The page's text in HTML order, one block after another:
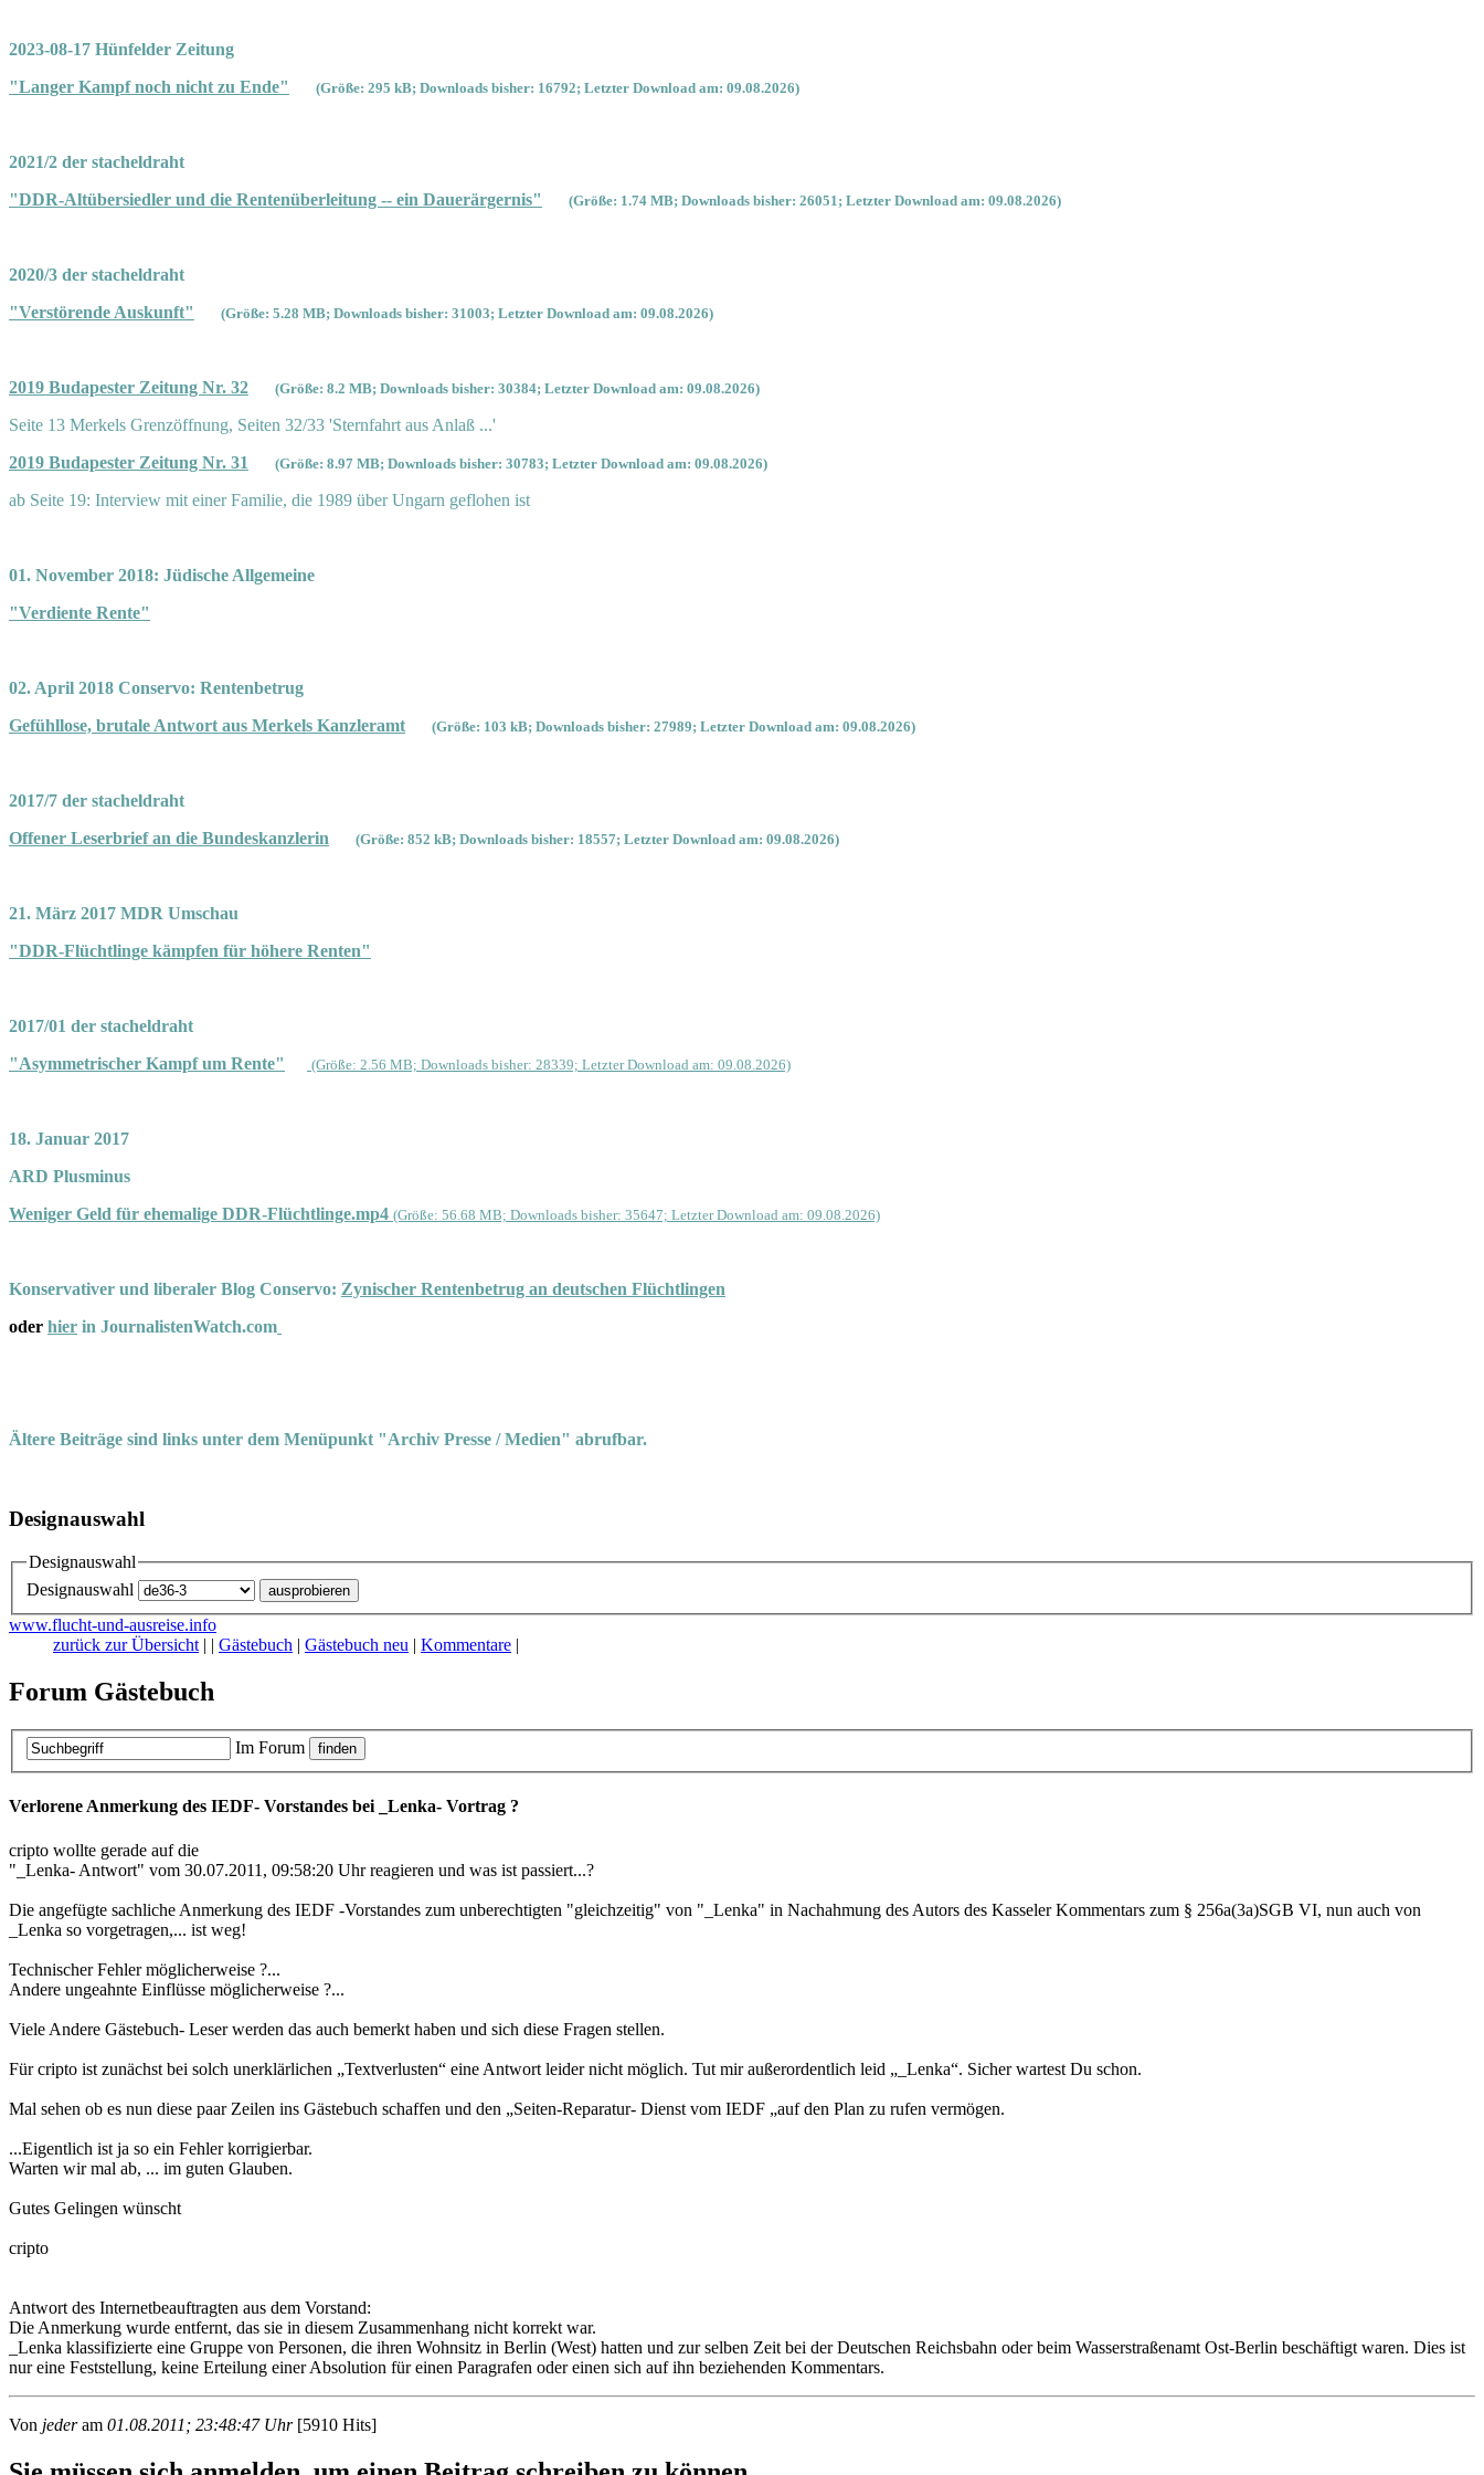
2023-08-17 Hünfelder Zeitung
"Langer Kampf noch nicht zu Ende"
(Größe: 295 kB; Downloads bisher: 16792; Letzter Download am: 09.08.2026)
2021/2 der stacheldraht
"DDR-Altübersiedler und die Rentenüberleitung -- ein Dauerärgernis"
(Größe: 1.74 MB; Downloads bisher: 26051; Letzter Download am: 09.08.2026)
2020/3 der stacheldraht
"Verstörende Auskunft"
(Größe: 5.28 MB; Downloads bisher: 31003; Letzter Download am: 09.08.2026)
2019 Budapester Zeitung Nr. 32 (Größe: 8.2 MB; Downloads bisher: 30384; Letzter Download am: 09.08.2026)
Seite 13 Merkels Grenzöffnung, Seiten 32/33 'Sternfahrt aus Anlaß ...'
2019 Budapester Zeitung Nr. 31
(Größe: 8.97 MB; Downloads bisher: 30783; Letzter Download am: 09.08.2026)
ab Seite 19: Interview mit einer Familie, die 1989 über Ungarn geflohen ist
01. November 2018: Jüdische Allgemeine
"Verdiente Rente"
02. April 2018 Conservo: Rentenbetrug
Gefühllose, brutale Antwort aus Merkels Kanzleramt
(Größe: 103 kB; Downloads bisher: 27989; Letzter Download am: 09.08.2026)
2017/7 der stacheldraht
Offener Leserbrief an die Bundeskanzlerin
(Größe: 852 kB; Downloads bisher: 18557; Letzter Download am: 09.08.2026)
21. März 2017 MDR Umschau
"DDR-Flüchtlinge kämpfen für höhere Renten"
2017/01 der stacheldraht
"Asymmetrischer Kampf um Rente"
(Größe: 2.56 MB; Downloads bisher: 28339; Letzter Download am: 09.08.2026)
18. Januar 2017
ARD Plusminus
Weniger Geld für ehemalige DDR-Flüchtlinge.mp4 (Größe: 56.68 MB; Downloads bisher: 35647; Letzter Download am: 09.08.2026)
Konservativer und liberaler Blog Conservo: Zynischer Rentenbetrug an deutschen Flüchtlingen
oder hier in JournalistenWatch.com
Ältere Beiträge sind links unter dem Menüpunkt "Archiv Presse / Medien" abrufbar.
Designauswahl
Designauswahl
Designauswahl
www.flucht-und-ausreise.info
zurück zur Übersicht | | Gästebuch | Gästebuch neu | Kommentare |
Forum Gästebuch
Im Forum
Verlorene Anmerkung des IEDF- Vorstandes bei _Lenka- Vortrag ?
cripto wollte gerade auf die
"_Lenka- Antwort" vom 30.07.2011, 09:58:20 Uhr reagieren und was ist passiert...?
Die angefügte sachliche Anmerkung des IEDF -Vorstandes zum unberechtigten "gleichzeitig" von "_Lenka" in Nachahmung des Autors des Kasseler Kommentars zum § 256a(3a)SGB VI, nun auch von
_Lenka so vorgetragen,... ist weg!
Technischer Fehler möglicherweise ?...
Andere ungeahnte Einflüsse möglicherweise ?...
Viele Andere Gästebuch- Leser werden das auch bemerkt haben und sich diese Fragen stellen.
Für cripto ist zunächst bei solch unerklärlichen „Textverlusten“ eine Antwort leider nicht möglich. Tut mir außerordentlich leid „_Lenka“. Sicher wartest Du schon.
Mal sehen ob es nun diese paar Zeilen ins Gästebuch schaffen und den „Seiten-Reparatur- Dienst vom IEDF „auf den Plan zu rufen vermögen.
...Eigentlich ist ja so ein Fehler korrigierbar.
Warten wir mal ab, ... im guten Glauben.
Gutes Gelingen wünscht
cripto
Antwort des Internetbeauftragten aus dem Vorstand:
Die Anmerkung wurde entfernt, das sie in diesem Zusammenhang nicht korrekt war.
_Lenka klassifizierte eine Gruppe von Personen, die ihren Wohnsitz in Berlin (West) hatten und zur selben Zeit bei der Deutschen Reichsbahn oder beim Wasserstraßenamt Ost-Berlin beschäftigt waren. Dies ist
nur eine Feststellung, keine Erteilung einer Absolution für einen Paragrafen oder einen sich auf ihn beziehenden Kommentars.
Von jederam 01.08.2011; 23:48:47 Uhr[5910 Hits]